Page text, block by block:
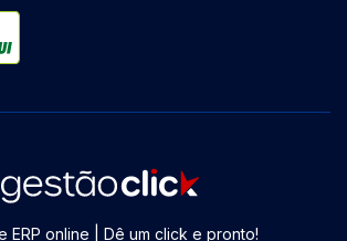
ERP online | Dê um click e pronto!